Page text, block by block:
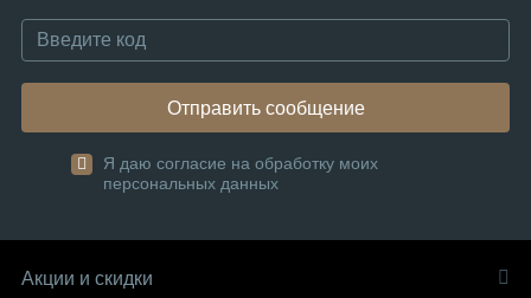
Отправить сообщение
Я даю согласие на обработку моих
персональных данных
Акции и скидки